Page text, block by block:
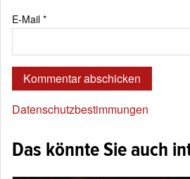
E-Mail *
Datenschutzbestimmungen
Das könnte Sie auch